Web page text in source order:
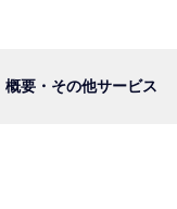
概要・その他サービス